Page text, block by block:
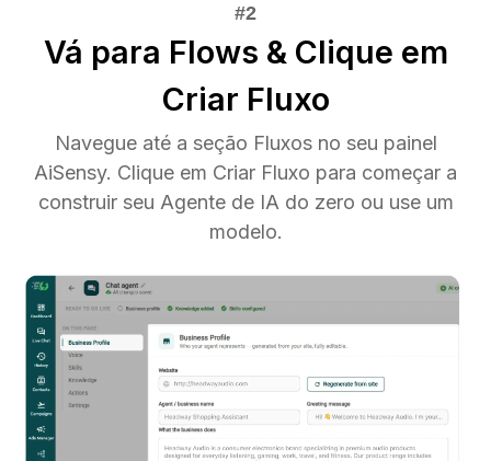
Vá para Flows & Clique em
Criar Fluxo
Navegue até a seção Fluxos no seu painel
AiSensy. Clique em Criar Fluxo para começar a
construir seu Agente de IA do zero ou use um
modelo.